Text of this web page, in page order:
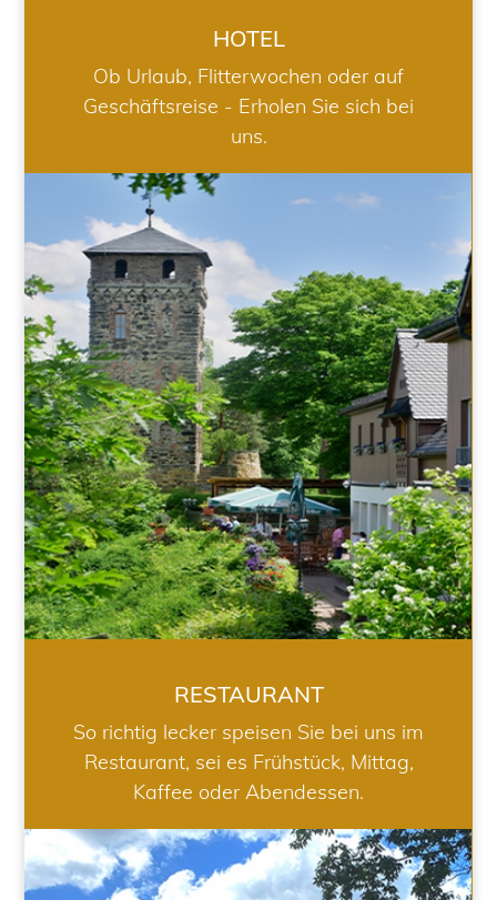
HOTEL
Ob Urlaub, Flitterwochen oder auf
Geschäftsreise - Erholen Sie sich bei
uns.
RESTAURANT
RESTAURANT
So richtig lecker speisen Sie bei uns im
Restaurant, sei es Frühstück, Mittag,
Kaffee oder Abendessen.